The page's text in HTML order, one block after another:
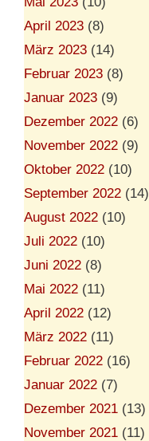
April 2023 (8)
März 2023 (14)
Februar 2023 (8)
Januar 2023 (9)
Dezember 2022 (6)
November 2022 (9)
Oktober 2022 (10)
September 2022 (14)
August 2022 (10)
Juli 2022 (10)
Juni 2022 (8)
Mai 2022 (11)
April 2022 (12)
März 2022 (11)
Februar 2022 (16)
Januar 2022 (7)
Dezember 2021 (13)
November 2021 (11)